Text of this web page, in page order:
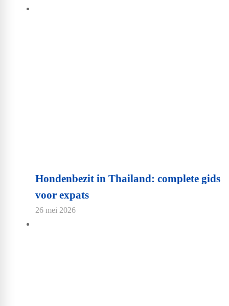
Hondenbezit in Thailand: complete gids
voor expats
26 mei 2026